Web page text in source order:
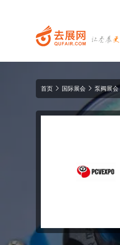
首页 国际展会 泵阀展会